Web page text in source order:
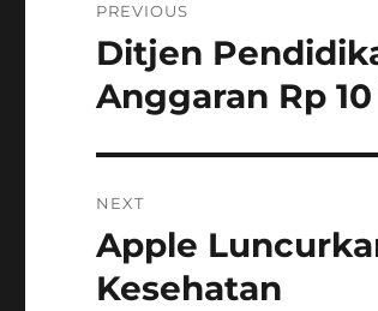
pos
PREVIOUS
Previous
post:
Ditjen
Anggaran Rp 10
NEXT
Next
post:
Apple
Kesehatan